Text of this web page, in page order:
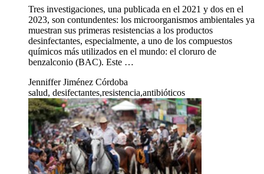
Tres investigaciones, una publicada en el 2021 y dos en el
2023, son contundentes: los microorganismos ambientales ya
muestran sus primeras resistencias a los productos
desinfectantes, especialmente, a uno de los compuestos
químicos más utilizados en el mundo: el cloruro de
benzalconio (BAC). Este …
Jenniffer Jiménez Córdoba
salud, desifectantes,resistencia,antibióticos